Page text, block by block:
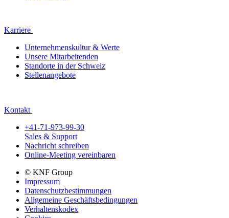
Karriere
Unternehmenskultur & Werte
Unsere Mitarbeitenden
Standorte in der Schweiz
Stellenangebote
Kontakt
+41-71-973-99-30
Sales & Support
Nachricht schreiben
Online-Meeting vereinbaren
© KNF Group
Impressum
Datenschutzbestimmungen
Allgemeine Geschäftsbedingungen
Verhaltenskodex